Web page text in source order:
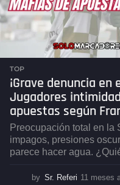
TOP
¡Grave denuncia
Jugadores
apuestas según
Preocupación total en la
impagos, presiones
parece hacer agua.
by Sr. Referi 11 meses